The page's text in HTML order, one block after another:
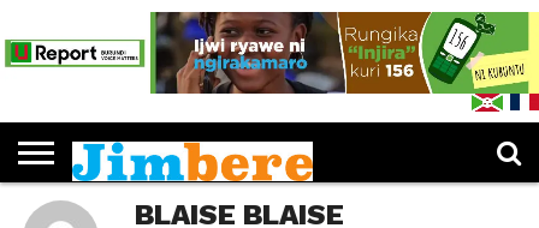
PUBLICATIONS
DOSSIERS
MUKENYEZI
RY’ABANA
JIMBERE
BLAISE BLAISE